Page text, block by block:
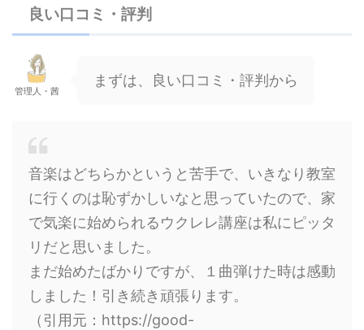
良い口コミ・評判
管理人・茜
まずは、良い口コミ・評判から
音楽はどちらかというと苦手で、いきなり教室
に行くのは恥ずかしいなと思っていたので、家
で気楽に始められるウクレレ講座は私にピッタ
リだと思いました。
まだ始めたばかりですが、１曲弾けた時は感動
しました！引き続き頑張ります。
（引用元：https://good-